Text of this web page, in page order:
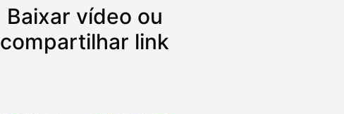
Baixar vídeo ou
compartilhar link